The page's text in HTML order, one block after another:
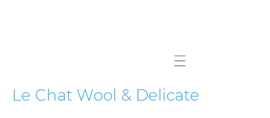
Mobile navigation
Le Chat Wool & Delicate